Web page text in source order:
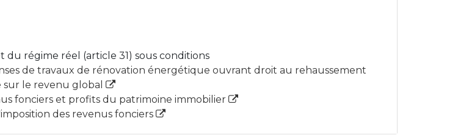
régime réel (article 31) sous conditions
de travaux de rénovation énergétique ouvrant droit au rehaussement
le revenu global
fonciers et profits du patrimoine immobilier
des revenus fonciers